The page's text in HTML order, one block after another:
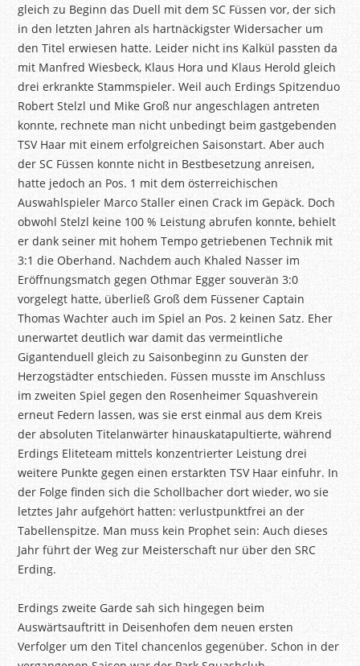
gleich zu Beginn das Duell mit dem SC Füssen vor, der sich
in den letzten Jahren als hartnäckigster Widersacher um
den Titel erwiesen hatte. Leider nicht ins Kalkül passten da
mit Manfred Wiesbeck, Klaus Hora und Klaus Herold gleich
drei erkrankte Stammspieler. Weil auch Erdings Spitzenduo
Robert Stelzl und Mike Groß nur angeschlagen antreten
konnte, rechnete man nicht unbedingt beim gastgebenden
TSV Haar mit einem erfolgreichen Saisonstart. Aber auch
der SC Füssen konnte nicht in Bestbesetzung anreisen,
hatte jedoch an Pos. 1 mit dem österreichischen
Auswahlspieler Marco Staller einen Crack im Gepäck. Doch
obwohl Stelzl keine 100 % Leistung abrufen konnte, behielt
er dank seiner mit hohem Tempo getriebenen Technik mit
3:1 die Oberhand. Nachdem auch Khaled Nasser im
Eröffnungsmatch gegen Othmar Egger souverän 3:0
vorgelegt hatte, überließ Groß dem Füssener Captain
Thomas Wachter auch im Spiel an Pos. 2 keinen Satz. Eher
unerwartet deutlich war damit das vermeintliche
Gigantenduell gleich zu Saisonbeginn zu Gunsten der
Herzogstädter entschieden. Füssen musste im Anschluss
im zweiten Spiel gegen den Rosenheimer Squashverein
erneut Federn lassen, was sie erst einmal aus dem Kreis
der absoluten Titelanwärter hinauskatapultierte, während
Erdings Eliteteam mittels konzentrierter Leistung drei
weitere Punkte gegen einen erstarkten TSV Haar einfuhr. In
der Folge finden sich die Schollbacher dort wieder, wo sie
letztes Jahr aufgehört hatten: verlustpunktfrei an der
Tabellenspitze. Man muss kein Prophet sein: Auch dieses
Jahr führt der Weg zur Meisterschaft nur über den SRC
Erding.
Erdings zweite Garde sah sich hingegen beim
Auswärtsauftritt in Deisenhofen dem neuen ersten
Verfolger um den Titel chancenlos gegenüber. Schon in der